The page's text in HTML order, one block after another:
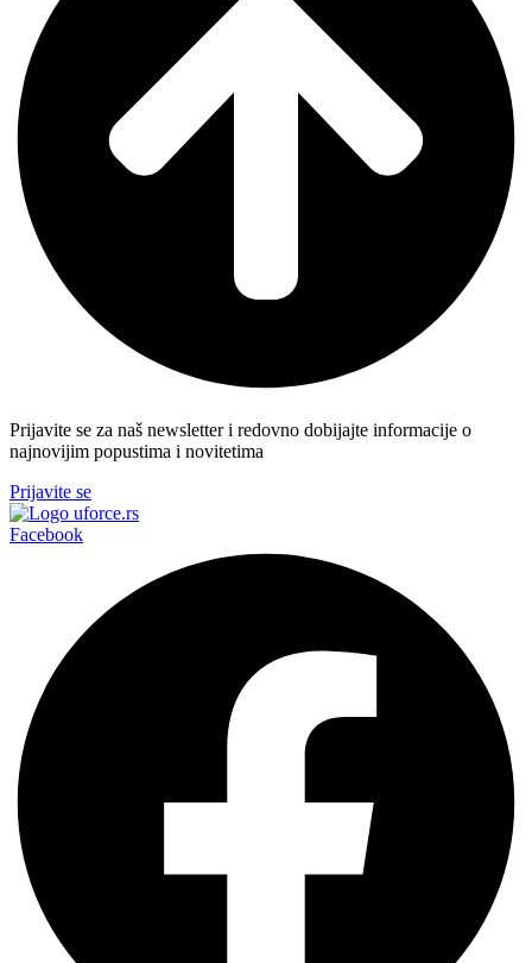
Prijavite se za naš newsletter i redovno dobijajte informacije o
najnovijim popustima i novitetima
Prijavite se
Facebook